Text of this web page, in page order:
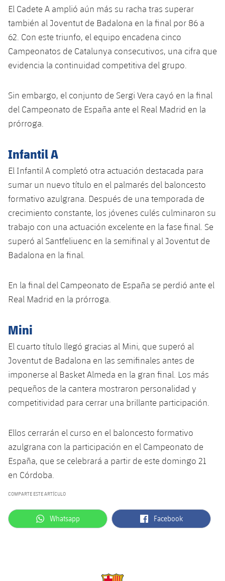
El Cadete A amplió aún más su racha tras superar
también al Joventut de Badalona en la final por 86 a
62. Con este triunfo, el equipo encadena cinco
Campeonatos de Catalunya consecutivos, una cifra que
evidencia la continuidad competitiva del grupo.
Sin embargo, el conjunto de Sergi Vera cayó en la final
del Campeonato de España ante el Real Madrid en la
prórroga.
Infantil A
El Infantil A completó otra actuación destacada para
sumar un nuevo título en el palmarés del baloncesto
formativo azulgrana. Después de una temporada de
crecimiento constante, los jóvenes culés culminaron su
trabajo con una actuación excelente en la fase final. Se
superó al Santfeliuenc en la semifinal y al Joventut de
Badalona en la final.
En la final del Campeonato de España se perdió ante el
Real Madrid en la prórroga.
Mini
El cuarto título llegó gracias al Mini, que superó al
Joventut de Badalona en las semifinales antes de
imponerse al Basket Almeda en la gran final. Los más
pequeños de la cantera mostraron personalidad y
competitividad para cerrar una brillante participación.
Ellos cerrarán el curso en el baloncesto formativo
azulgrana con la participación en el Campeonato de
España, que se celebrará a partir de este domingo 21
en Córdoba.
COMPARTE ESTE ARTÍCULO
label.aria.whatsapp
Whatsapp label.aria.facebook
Facebook